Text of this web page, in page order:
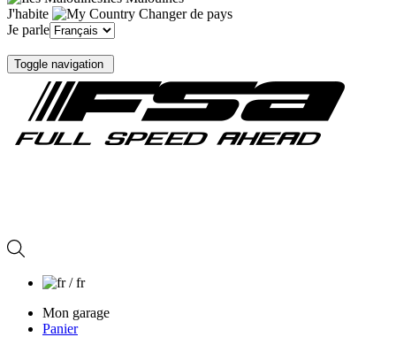
J'habite
Changer de pays
Je parle
Toggle navigation
/ fr
Mon garage
Panier